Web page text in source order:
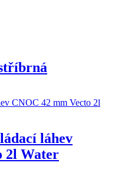
láhev
2l Water